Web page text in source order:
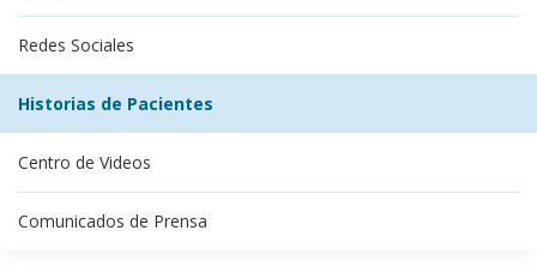
Redes Sociales
Historias de Pacientes
Centro de Videos
Comunicados de Prensa